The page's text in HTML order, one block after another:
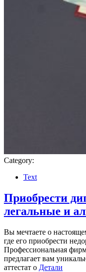
Category:
Text
Приобрести
легальные и
Вы мечтаете о
где его приобрести
Профессиональная
предлагает вам
аттестат о Детали